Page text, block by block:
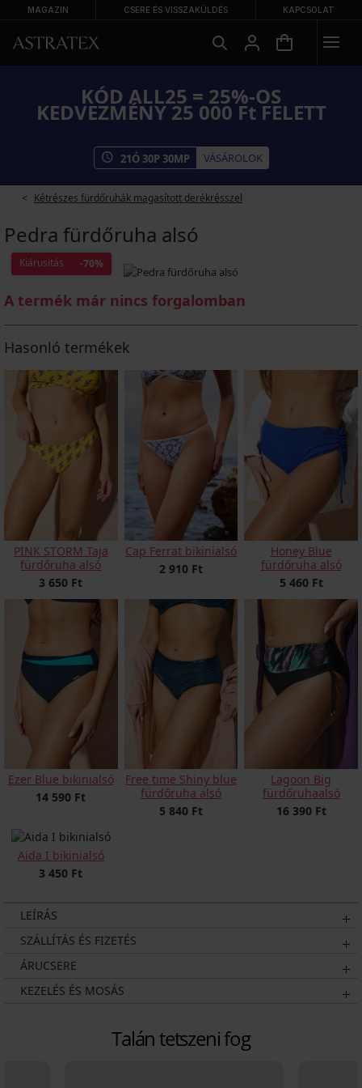
MAGAZIN CSERE ÉS VISSZAKÜLDÉS KAPCSOLAT
KÓD ALL25 = 25%-OS
KEDVEZMÉNY 25 000 Ft FELETT
21Ó30P30MP VÁSÁROLOK
Kétrészes fürdőruhák magasított derékrésszel
Pedra fürdőruha alsó
Kiárusítás -70%
A termék már nincs forgalomban
Hasonló termékek
PINK STORM Taja
fürdőruha alsó
3 650 Ft
Cap Ferrat bikinialsó
2 910 Ft
Honey Blue
fürdőruha alsó
5 460 Ft
Ezer Blue bikinialsó
14 590 Ft
Free time Shiny blue
fürdőruha alsó
5 840 Ft
Lagoon Big
fürdőruhaalsó
16 390 Ft
Aida I bikinialsó
3 450 Ft
LEÍRÁS
SZÁLLÍTÁS ÉS FIZETÉS
ÁRUCSERE
KEZELÉS ÉS MOSÁS
Talán tetszeni fog